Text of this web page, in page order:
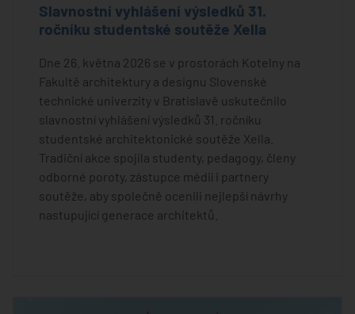
Slavnostní vyhlášení výsledků 31.
ročníku studentské soutěže Xella
Dne 26. května 2026 se v prostorách Kotelny na
Fakultě architektury a designu Slovenské
technické univerzity v Bratislavě uskutečnilo
slavnostní vyhlášení výsledků 31. ročníku
studentské architektonické soutěže Xella.
Tradiční akce spojila studenty, pedagogy, členy
odborné poroty, zástupce médií i partnery
soutěže, aby společně ocenili nejlepší návrhy
nastupující generace architektů.